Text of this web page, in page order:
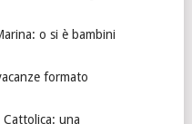
o si è bambini
formato
Cattolica: una